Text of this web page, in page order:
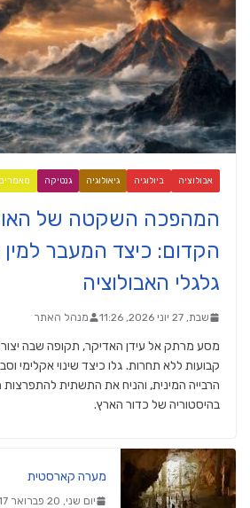
אבולוציה ביולוגיה גיאולוגיה גנטיקה
המהפכה השקטה של
הקדום: כיצד המעבר
גלגלי האבולוציה
שבת, 27 יוני 2026, 11:26 מנהל האתר
מסע מרתק אל עידן האדיקר, תקופה שבה
קבועות ללא תחרות. גלו כיצד שינוי אקלימי
הרבייה המינית, והניח את התשתית להתפרצות
בהיסטוריה של כדור הארץ.
מערה קארסטית
יום שני, 20 פברואר 2017, 10:27